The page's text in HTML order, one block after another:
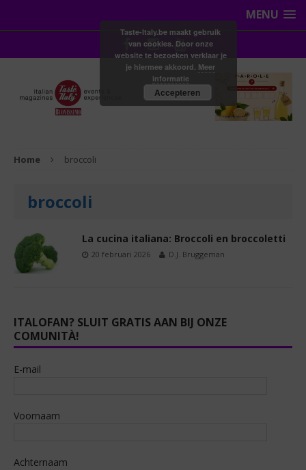
MENU
Home broccoli
broccoli
La cucina italiana: Broccoli en broccoletti
20 februari 2026 D.J. Bruggeman
ITALOFAN? SLUIT GRATIS AAN BIJ ONZE
COMUNITÀ!
E-mail
Voornaam
Achternaam
Taste-Italy.be maakt gebruik
van cookies. Door onze
website te bezoeken verklaar je
je hiermee akkoord. Meer
informatie
Accepteren